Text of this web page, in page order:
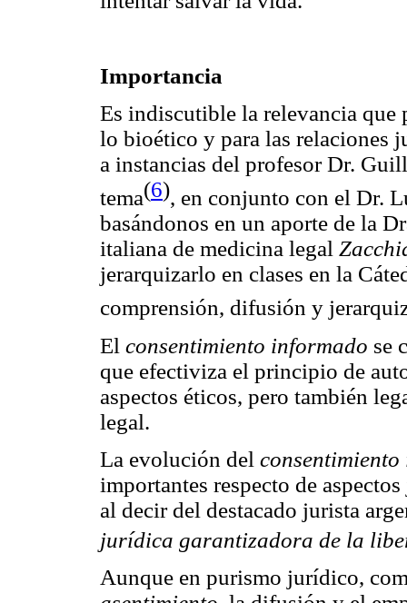
Importancia
Es indiscutible la relevancia que
lo bioético y para las relaciones
a instancias del profesor Dr.
tema(6), en conjunto con el Dr.
basándonos en un aporte de la
italiana de medicina legal
jerarquizarlo en clases en la
comprensión, difusión y
El consentimiento informado se
que efectiviza el principio de
aspectos éticos, pero también
legal.
La evolución del
importantes respecto de
al decir del destacado jurista
jurídica garantizadora de la
Aunque en purismo jurídico,